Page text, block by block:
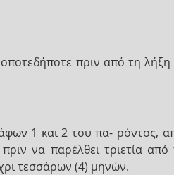
πριν από τη
1 και 2 του πα- ρόντος,
να παρέλθει τριετία
τεσσάρων (4) μηνών.